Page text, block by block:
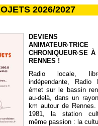
2026/2027
DEVIENS
CHRONIQUEUR·SE À
RENNES !
Radio locale,
indépendante, Radio
émet sur le bassin
au-delà, dans un
km autour de Rennes.
1981, la station
même passion : la